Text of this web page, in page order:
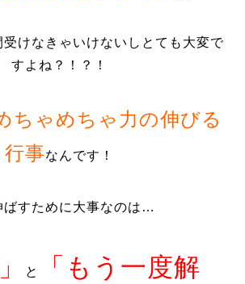
けなきゃいけないしとても大変で
すよね？！？！
ちゃめちゃ力の伸びる
行事なんです！
ばすために大事なのは…
と
「もう一度解